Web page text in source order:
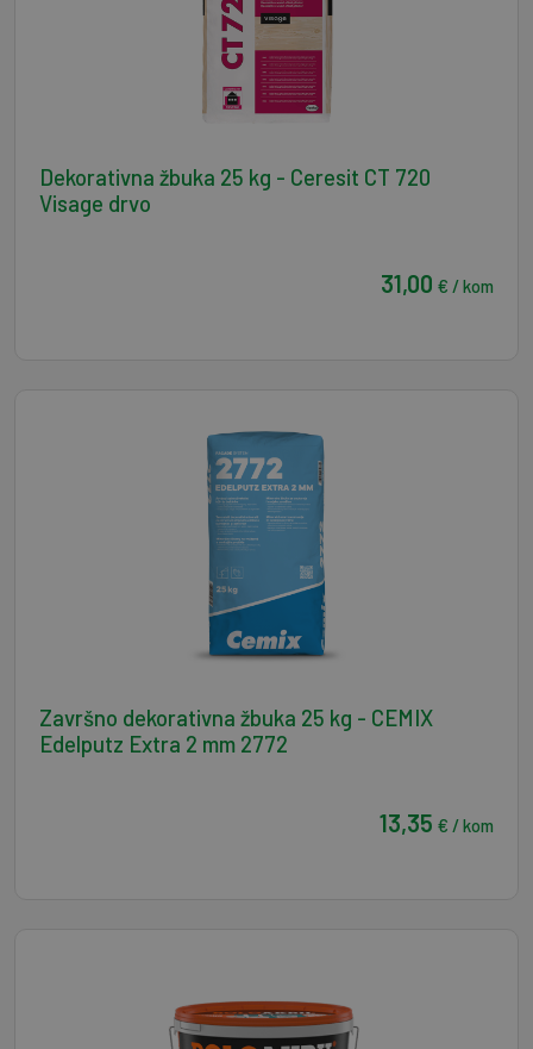
Dekorativna žbuka 25 kg - Ceresit CT 720
Visage drvo
31,00 € / kom
Završno dekorativna žbuka 25 kg - CEMIX
Edelputz Extra 2 mm 2772
13,35 € / kom